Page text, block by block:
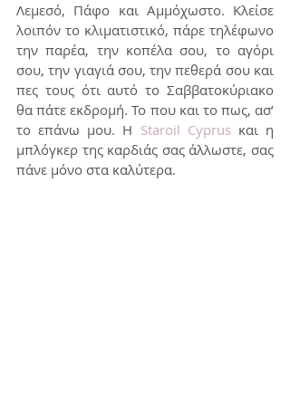
Λεμεσό, Πάφο και Αμμόχωστο. Κλείσε
λοιπόν το κλιματιστικό, πάρε τηλέφωνο
την παρέα, την κοπέλα σου, το αγόρι
σου, την γιαγιά σου, την πεθερά σου και
πες τους ότι αυτό το Σαββατοκύριακο
θα πάτε εκδρομή. Το που και το πως, ασ’
το επάνω μου. Η Staroil Cyprus και η
μπλόγκερ της καρδιάς σας άλλωστε, σας
πάνε μόνο στα καλύτερα.